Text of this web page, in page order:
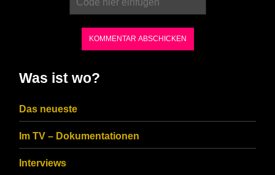
CAPTCHA
ensure
that
Was ist wo?
Das neueste
Im TV – Dokumentationen
Interviews